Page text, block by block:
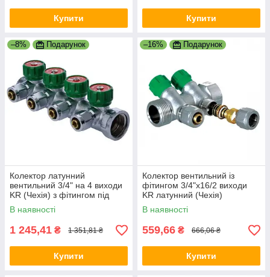
Купити Купити
–8% Подарунок
Колектор латунний
вентильний 3/4" на 4 виходи
KR (Чехія) з фітингом під
трубу 16 мм
В наявності
1 245,41 ₴ 1 351,81 ₴
Купити
–16% Подарунок
Колектор вентильний із
фітингом 3/4"x16/2 виходи
KR латунний (Чехія)
В наявності
559,66 ₴ 666,06 ₴
Купити